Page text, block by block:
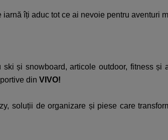
îți aduc tot ce ai nevoie pentru aventuri
ski și snowboard, articole outdoor, fitness
din VIVO!​
soluții de organizare și piese care